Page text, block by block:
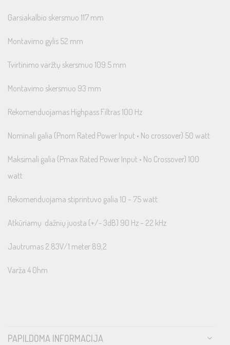
Garsiakalbio skersmuo 117 mm
Montavimo gylis 52 mm
Tvirtinimo varžtų skersmuo 109.5 mm
Montavimo skersmuo 93 mm
Rekomenduojamas Highpass Filtras 100 Hz
Nominali galia (Pnom Rated Power Input • No crossover) 50 watt
Maksimali galia (Pmax Rated Power Input • No Crossover) 100
watt
Rekomenduojama stiprintuvo galia 10 – 75 watt
Atkūriamų dažnių juosta (+/- 3dB) 90 Hz – 22 kHz
Jautrumas 2.83V/1 meter 89,2
Varža 4 Ohm
PAPILDOMA INFORMACIJA